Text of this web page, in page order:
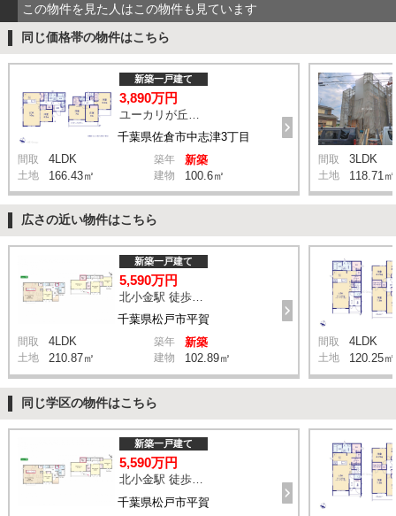
この物件を見た人はこの物件も見ています
同じ価格帯の物件はこちら
千葉県佐倉市中志津3丁目
新築一戸建て
3,890万円
間取 4LDK 築年 新築
土地 166.43㎡ 建物 100.6㎡
間取 3LDK
土地 118.71㎡
広さの近い物件はこちら
千葉県松戸市平賀
新築一戸建て
5,590万円
北小金駅 徒歩9分
間取 4LDK 築年 新築
土地 210.87㎡ 建物 102.89㎡
間取 4LDK
土地 120.25㎡
同じ学区の物件はこちら
千葉県松戸市平賀
新築一戸建て
5,590万円
北小金駅 徒歩9分